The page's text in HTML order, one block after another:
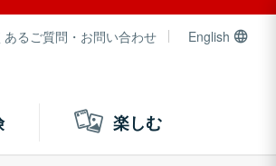
あるご質問・お問い合わせ English
楽しむ